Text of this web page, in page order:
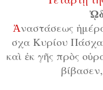
Ἀ­να­στά­σε­ως
σχα Κυ­ρί­ου
καὶ ἐκ γῆς πρὸς
βί­βα­σεν,